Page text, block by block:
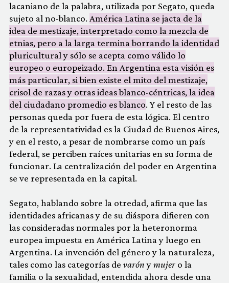
lacaniano de la palabra, utilizada por Segato, queda
sujeto al no-blanco. América Latina se jacta de la
idea de mestizaje, interpretado como la mezcla de
etnias, pero a la larga termina borrando la identidad
pluricultural y sólo se acepta como válido lo
europeo o europeizado. En Argentina esta visión es
más particular, si bien existe el mito del mestizaje,
crisol de razas y otras ideas blanco-céntricas, la idea
del ciudadano promedio es blanco. Y el resto de las
personas queda por fuera de esta lógica. El centro
de la representatividad es la Ciudad de Buenos Aires,
y en el resto, a pesar de nombrarse como un país
federal, se perciben raíces unitarias en su forma de
funcionar. La centralización del poder en Argentina
se ve representada en la capital.
Segato, hablando sobre la otredad, afirma que las
identidades africanas y de su diáspora difieren con
las consideradas normales por la heteronorma
europea impuesta en América Latina y luego en
Argentina. La invención del género y la naturaleza,
tales como las categorías de varónymujer o la
familia o la sexualidad, entendida ahora desde una